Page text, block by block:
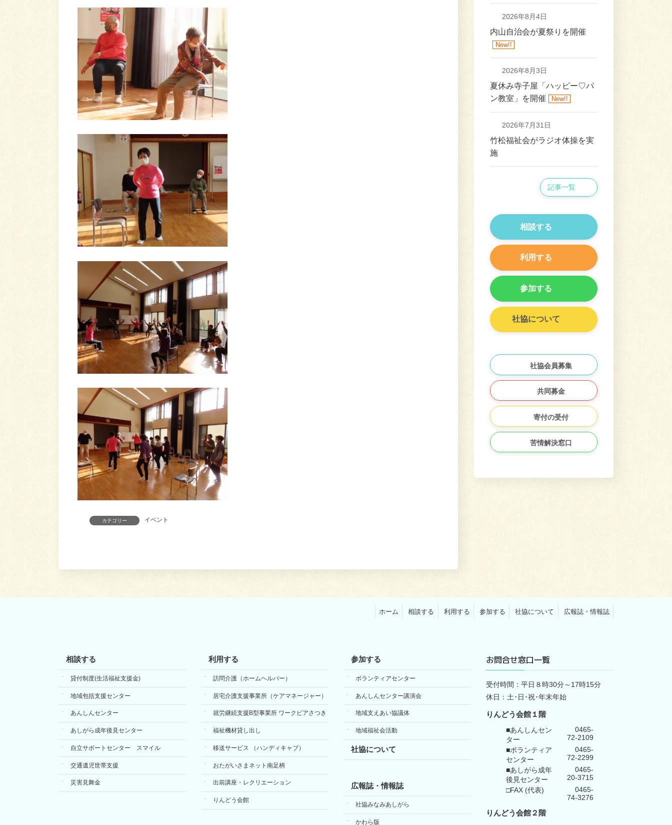
カテゴリー イベント
2026年8月4日
内山自治会が夏祭りを開催
New!!
2026年8月3日
夏休み寺子屋「ハッピー♡パ
ン教室」を開催
New!!
2026年7月31日
竹松福祉会がラジオ体操を実
施
記事一覧
相談する
利用する
参加する
社協について
社協会員募集
共同募金
寄付の受付
苦情解決窓口
ホーム 相談する 利用する 参加する 社協について 広報誌・情報誌
相談する
貸付制度(生活福祉支援金)
地域包括支援センター
あんしんセンター
あしがら成年後見センター
自立サポートセンター スマイル
交通遺児世帯支援
災害見舞金
利用する
訪問介護（ホームヘルパー）
居宅介護支援事業所（ケアマネージャー）
就労継続支援B型事業所 ワークピアさつき
福祉機材貸し出し
移送サービス （ハンディキャブ）
おたがいさまネット南足柄
出前講座・レクリエーション
りんどう会館
参加する
ボランティアセンター
あんしんセンター講演会
地域支えあい協議体
地域福祉会活動
社協について
広報誌・情報誌
社協みなみあしがら
かわら版
お問合せ窓口一覧
受付時間：平日８時30分～17時15分
休日：土･日･祝･年末年始
りんどう会館１階
■あんしんセン
ター
0465-
72-2109
■ボランティア
センター
0465-
72-2299
■あしがら成年
後見センター
0465-
20-3715
□FAX (代表)
0465-
74-3276
りんどう会館 ２階